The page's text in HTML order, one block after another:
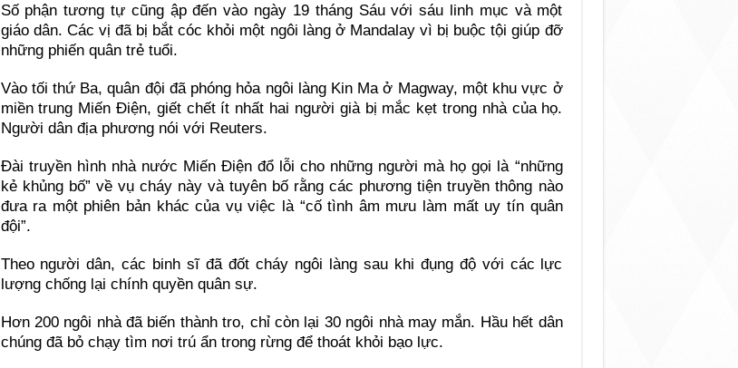
Số phận tương tự cũng ập đến vào ngày 19 tháng Sáu với sáu linh mục và một
giáo dân. Các vị đã bị bắt cóc khỏi một ngôi làng ở Mandalay vì bị buộc tội giúp đỡ
những phiến quân trẻ tuổi.
Vào tối thứ Ba, quân đội đã phóng hỏa ngôi làng Kin Ma ở Magway, một khu vực ở
miền trung Miến Điện, giết chết ít nhất hai người già bị mắc kẹt trong nhà của họ.
Người dân địa phương nói với Reuters.
Đài truyền hình nhà nước Miến Điện đổ lỗi cho những người mà họ gọi là “những
kẻ khủng bố” về vụ cháy này và tuyên bố rằng các phương tiện truyền thông nào
đưa ra một phiên bản khác của vụ việc là “cố tình âm mưu làm mất uy tín quân
đội”.
Theo người dân, các binh sĩ đã đốt cháy ngôi làng sau khi đụng độ với các lực
lượng chống lại chính quyền quân sự.
Hơn 200 ngôi nhà đã biến thành tro, chỉ còn lại 30 ngôi nhà may mắn. Hầu hết dân
chúng đã bỏ chạy tìm nơi trú ẩn trong rừng để thoát khỏi bạo lực.